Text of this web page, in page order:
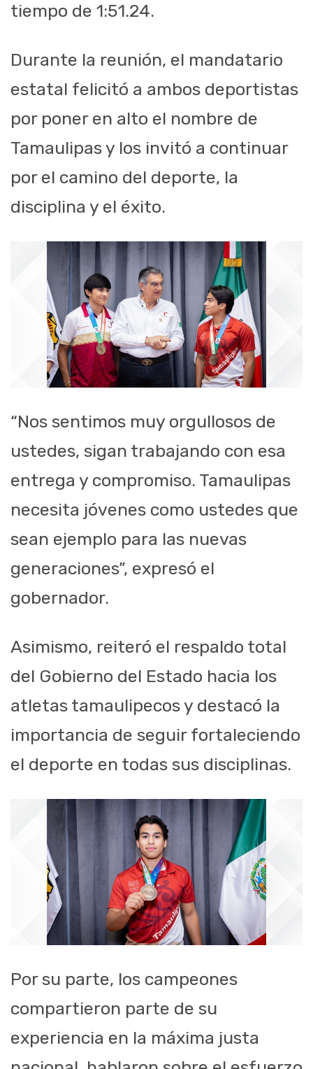
tiempo de 1:51.24.
Durante la reunión, el mandatario
estatal felicitó a ambos deportistas
por poner en alto el nombre de
Tamaulipas y los invitó a continuar
por el camino del deporte, la
disciplina y el éxito.
“Nos sentimos muy orgullosos de
ustedes, sigan trabajando con esa
entrega y compromiso. Tamaulipas
necesita jóvenes como ustedes que
sean ejemplo para las nuevas
generaciones”, expresó el
gobernador.
Asimismo, reiteró el respaldo total
del Gobierno del Estado hacia los
atletas tamaulipecos y destacó la
importancia de seguir fortaleciendo
el deporte en todas sus disciplinas.
Por su parte, los campeones
compartieron parte de su
experiencia en la máxima justa